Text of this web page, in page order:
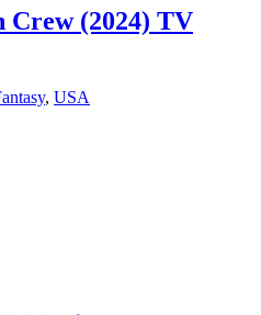
Crew (2024) TV
, USA